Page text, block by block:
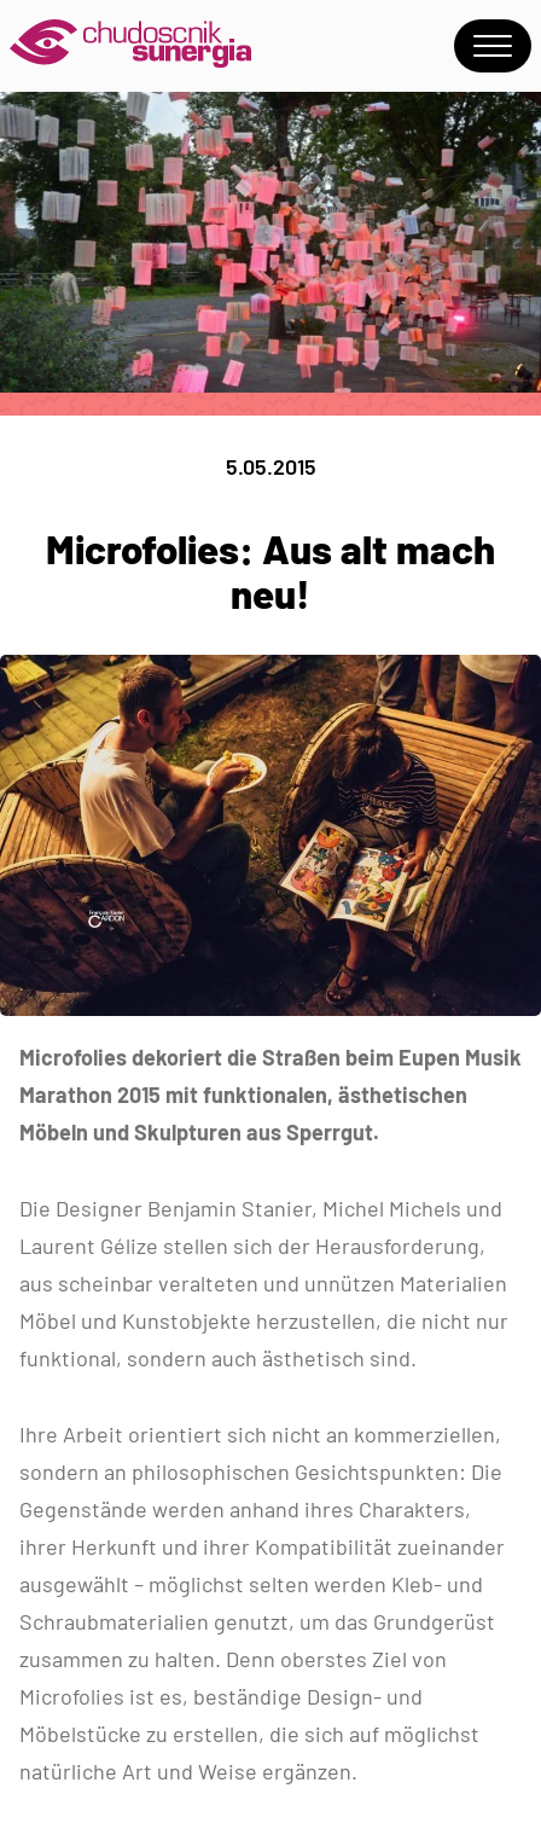
5.05.2015
Microfolies: Aus alt mach
neu!
Microfolies dekoriert die Straßen beim Eupen Musik
Marathon 2015 mit funktionalen, ästhetischen
Möbeln und Skulpturen aus Sperrgut.
Die Designer Benjamin Stanier, Michel Michels und
Laurent Gélize stellen sich der Herausforderung,
aus scheinbar veralteten und unnützen Materialien
Möbel und Kunstobjekte herzustellen, die nicht nur
funktional, sondern auch ästhetisch sind.
Ihre Arbeit orientiert sich nicht an kommerziellen,
sondern an philosophischen Gesichtspunkten: Die
Gegenstände werden anhand ihres Charakters,
ihrer Herkunft und ihrer Kompatibilität zueinander
ausgewählt – möglichst selten werden Kleb- und
Schraubmaterialien genutzt, um das Grundgerüst
zusammen zu halten. Denn oberstes Ziel von
Microfolies ist es, beständige Design- und
Möbelstücke zu erstellen, die sich auf möglichst
natürliche Art und Weise ergänzen.